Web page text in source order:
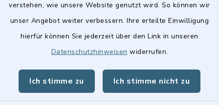
verstehen, wie unsere Website genutzt wird. So können wir
unser Angebot weiter verbessern. Ihre erteilte Einwilligung
hierfür können Sie jederzeit über den Link in unseren
Datenschutzhinweisen widerrufen.
Ich stimme zu Ich stimme nicht zu
Quicklinks
Stellenangebote
Landkreis Fürth